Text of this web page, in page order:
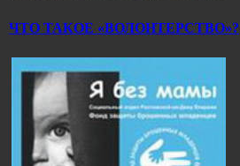
ЧТО ТАКОЕ «ВОЛОНТЕРСТВО»?